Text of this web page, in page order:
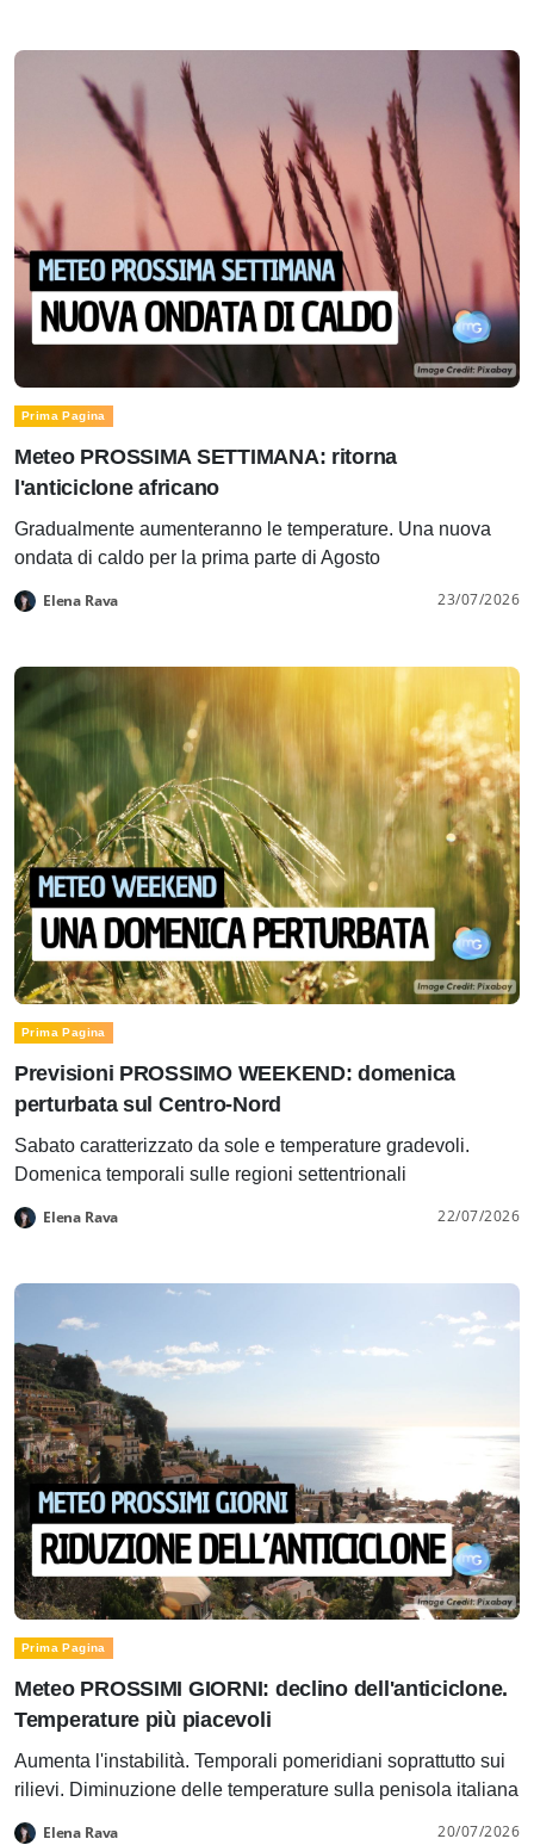
Prima Pagina
Meteo PROSSIMA SETTIMANA: ritorna
l'anticiclone africano
Gradualmente aumenteranno le temperature. Una nuova
ondata di caldo per la prima parte di Agosto
Elena Rava 23/07/2026
Prima Pagina
Previsioni PROSSIMO WEEKEND: domenica
perturbata sul Centro-Nord
Sabato caratterizzato da sole e temperature gradevoli.
Domenica temporali sulle regioni settentrionali
Elena Rava 22/07/2026
Prima Pagina
Meteo PROSSIMI GIORNI: declino dell'anticiclone.
Temperature più piacevoli
Aumenta l'instabilità. Temporali pomeridiani soprattutto sui
rilievi. Diminuzione delle temperature sulla penisola italiana
Elena Rava 20/07/2026